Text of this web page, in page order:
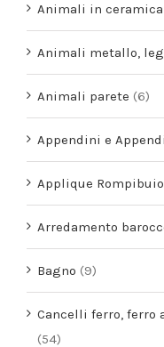
Animali in ceramica
Animali metallo,
Animali parete (6)
Appendini e
Applique Rompibuio
Arredamento
Bagno (9)
Cancelli ferro, ferro
(54)